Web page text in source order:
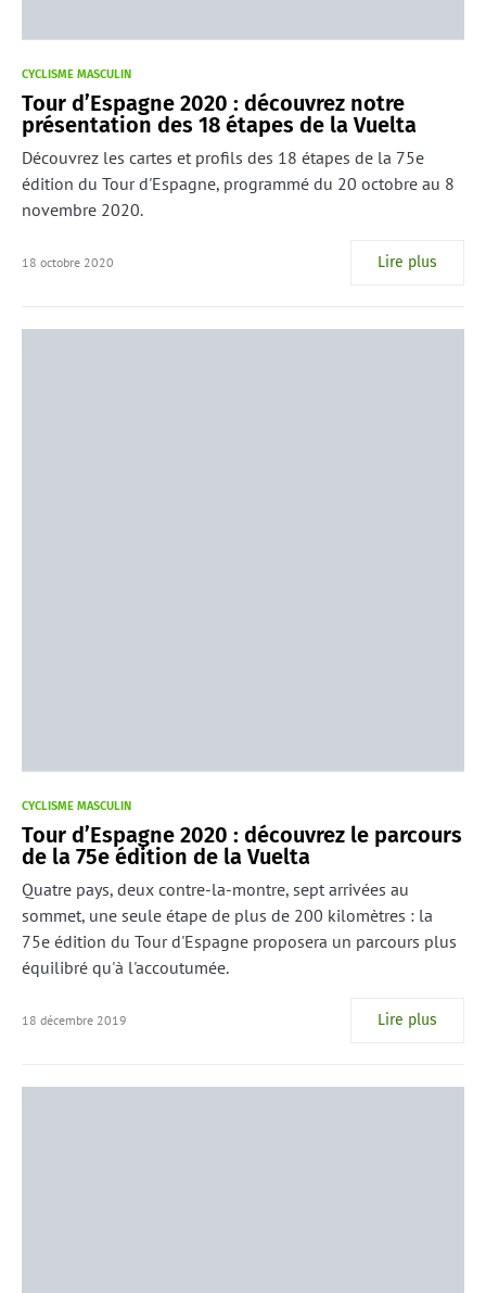
CYCLISME MASCULIN
Tour d’Espagne 2020 : découvrez notre
présentation des 18 étapes de la Vuelta
Découvrez les cartes et profils des 18 étapes de la 75e
édition du Tour d'Espagne, programmé du 20 octobre au 8
novembre 2020.
18 octobre 2020 Lire plus
CYCLISME MASCULIN
Tour d’Espagne 2020 : découvrez le parcours
de la 75e édition de la Vuelta
Quatre pays, deux contre-la-montre, sept arrivées au
sommet, une seule étape de plus de 200 kilomètres : la
75e édition du Tour d'Espagne proposera un parcours plus
équilibré qu'à l'accoutumée.
18 décembre 2019 Lire plus